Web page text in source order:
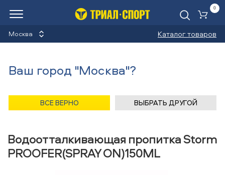
Москва Каталог товаров
0
пропитки
Назад/Главная/Каталог/Лыжи горные/Аксессуары/
Водоотталкивающие пропитки
Водоотталкивающая пропитка Storm
PROOFER(SPRAY ON)150ML
Ваш город "Москва"?
ВСЕ ВЕРНО ВЫБРАТЬ ДРУГОЙ